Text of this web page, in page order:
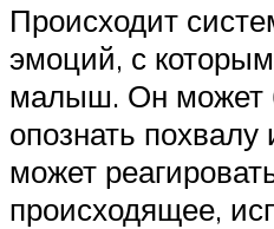
Происходит
эмоций, с
малыш. Он может
опознать похвалу
может
происходящее,